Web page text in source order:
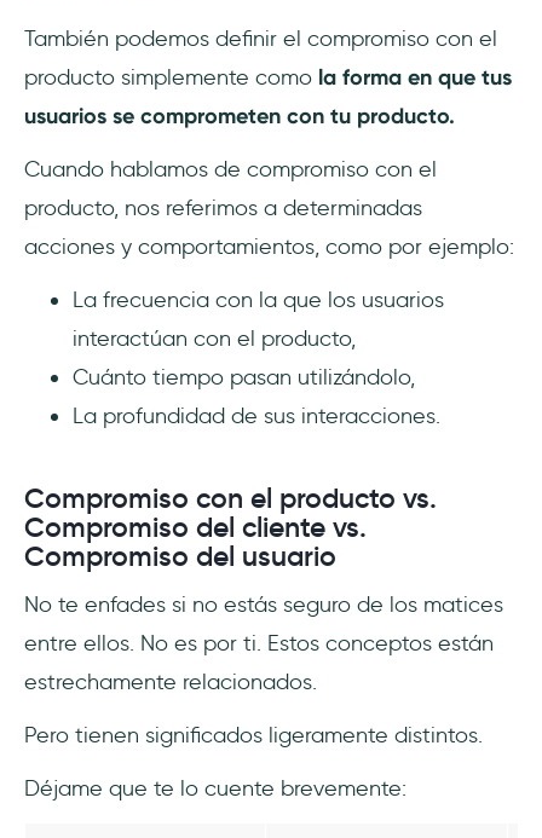
También podemos definir el compromiso con el
producto simplemente como la forma en que tus
usuarios se comprometen con tu producto.
Cuando hablamos de compromiso con el
producto, nos referimos a determinadas
acciones y comportamientos, como por ejemplo:
La frecuencia con la que los usuarios
interactúan con el producto,
Cuánto tiempo pasan utilizándolo,
La profundidad de sus interacciones.
Compromiso con el producto vs.
Compromiso del cliente vs.
Compromiso del usuario
No te enfades si no estás seguro de los matices
entre ellos. No es por ti. Estos conceptos están
estrechamente relacionados.
Pero tienen significados ligeramente distintos.
Déjame que te lo cuente brevemente: